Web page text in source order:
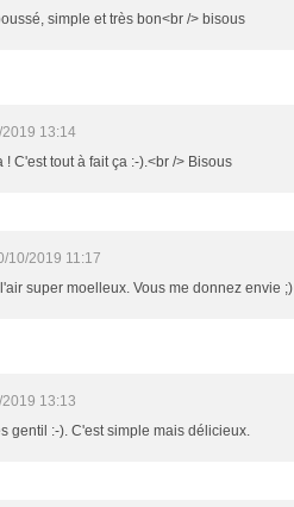
simple et très bon<br /> bisous
13:14
! C'est tout à fait ça :-).<br /> Bisous
10/2019 11:17
super moelleux. Vous me donnez envie ;)
13:13
gentil :-). C'est simple mais délicieux.